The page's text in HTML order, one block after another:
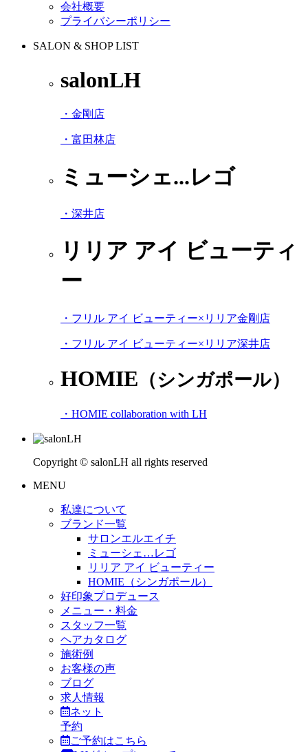
会社概要
プライバシーポリシー
SALON & SHOP LIST
salonLH
・金剛店
・富田林店
ミューシェ...レゴ
・深井店
リリア アイ ビューティ
ー
・フリル アイ ビューティー×リリア金剛店
・フリル アイ ビューティー×リリア深井店
HOMIE （シンガポール）
・HOMIE collaboration with LH
Copyright © salonLH all rights reserved
MENU
私達について
ブランド一覧
サロンエルエイチ
ミューシェ…レゴ
リリア アイ ビューティー
HOMIE（シンガポール）
好印象プロデュース
メニュー・料金
スタッフ一覧
ヘアカタログ
施術例
お客様の声
ブログ
求人情報
ネット
予約
ご予約はこちら